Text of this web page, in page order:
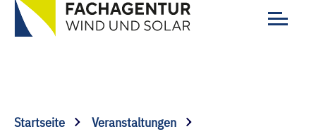
Startseite
Veranstaltungen